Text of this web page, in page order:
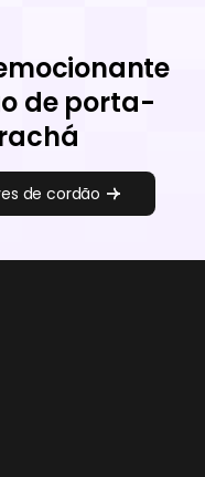
de porta-
de cordão